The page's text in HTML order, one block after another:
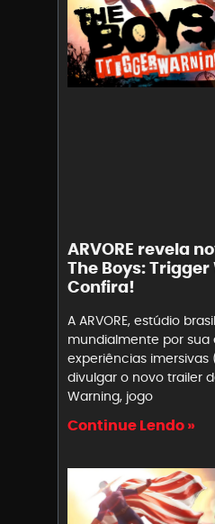
ARVORE revela
The Boys:
Confira!
A ARVORE, estúdio
mundialmente por
experiências imersivas
divulgar o novo trailer
Warning, jogo
Continue Lendo »